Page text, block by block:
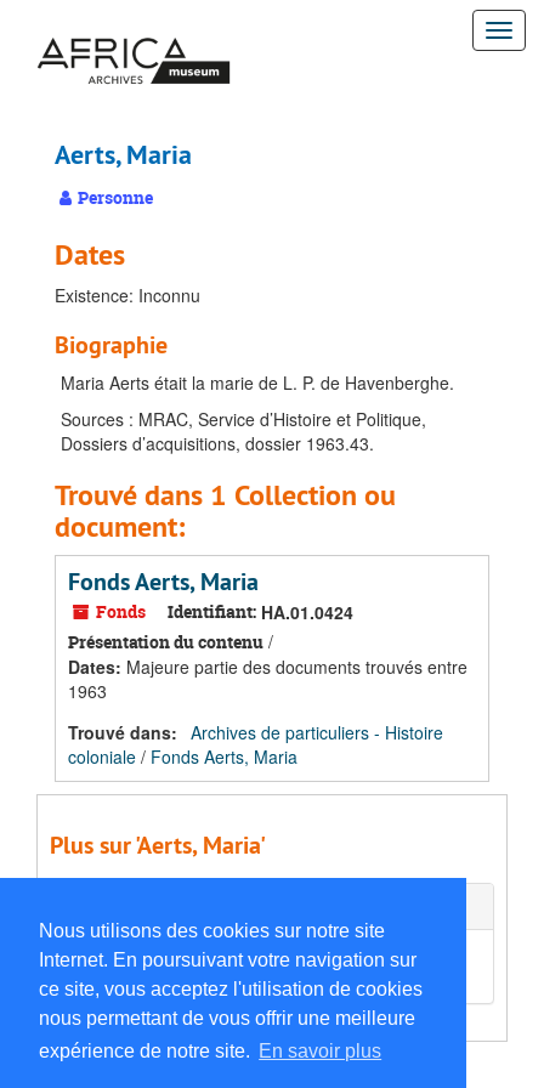
Nous utilisons des cookies sur notre site
Internet. En poursuivant votre navigation sur
ce site, vous acceptez l'utilisation de cookies
nous permettant de vous offrir une meilleure
expérience de notre site. En savoir plus
contenu
Aerts, Maria
Personne
Dates
Existence: Inconnu
Biographie
Maria Aerts était la marie de L. P. de Havenberghe.
Sources : MRAC, Service d’Histoire et Politique,
Dossiers d’acquisitions, dossier 1963.43.
Trouvé dans 1 Collection ou
document:
Fonds Aerts, Maria
Fonds Identifiant: HA.01.0424
Présentation du contenu /
Dates: Majeure partie des documents trouvés entre
1963
Trouvé dans: Archives de particuliers - Histoire
coloniale / Fonds Aerts, Maria
Plus sur 'Aerts, Maria'
Q94097622